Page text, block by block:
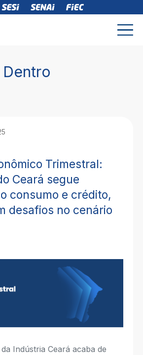
Trimestral:
Ceará segue
consumo e crédito,
desafios no cenário
Indústria Ceará acaba de